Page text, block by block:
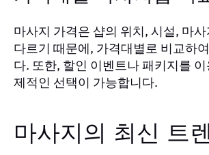
마사지 가격은 샵의 위치, 시설, 마
다르기 때문에, 가격대별로 비교하
다. 또한, 할인 이벤트나 패키지를
제적인 선택이 가능합니다.
마사지의 최신 트